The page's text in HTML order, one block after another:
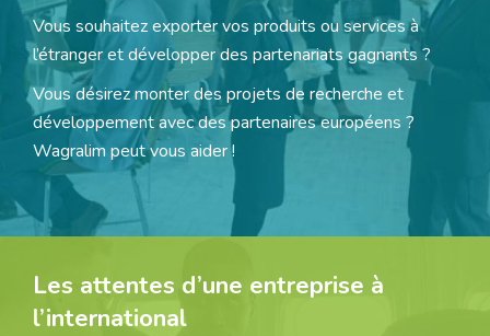
Vous souhaitez exporter vos produits ou services à
l’étranger et développer des partenariats gagnants ?
Vous désirez monter des projets de recherche et
développement avec des partenaires européens ?
Wagralim peut vous aider !
Les attentes d’une entreprise à
l’international